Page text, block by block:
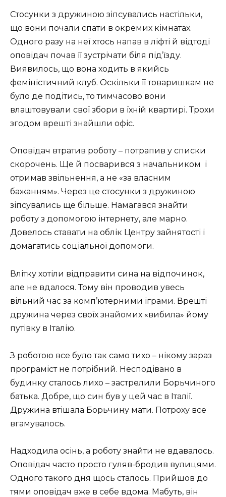
Стосунки з дружиною зіпсувались настільки,
що вони почали спати в окремих кімнатах.
Одного разу на неї хтось напав в ліфті й відтоді
оповідач почав її зустрічати біля під’їзду.
Виявилось, що вона ходить в якийсь
феміністичний клуб. Оскільки її товаришкам не
було де подітись, то тимчасово вони
влаштовували свої збори в їхній квартирі. Трохи
згодом врешті знайшли офіс.
Оповідач втратив роботу – потрапив у списки
скорочень. Ще й посварився з начальником і
отримав звільнення, а не «за власним
бажанням». Через це стосунки з дружиною
зіпсувались ще більше. Намагався знайти
роботу з допомогою інтернету, але марно.
Довелось ставати на облік Центру зайнятості і
домагатись соціальної допомоги.
Влітку хотіли відправити сина на відпочинок,
але не вдалося. Тому він проводив увесь
вільний час за комп’ютерними іграми. Врешті
дружина через своїх знайомих «вибила» йому
путівку в Італію.
З роботою все було так само тихо – нікому зараз
програміст не потрібний. Несподівано в
будинку сталось лихо – застрелили Борьчиного
батька. Добре, що син був у цей час в Італії.
Дружина втішала Борьчину мати. Потроху все
вгамувалось.
Надходила осінь, а роботу знайти не вдавалось.
Оповідач часто просто гуляв-бродив вулицями.
Одного такого дня щось сталось. Прийшов до
тями оповідач вже в себе вдома. Мабуть, він